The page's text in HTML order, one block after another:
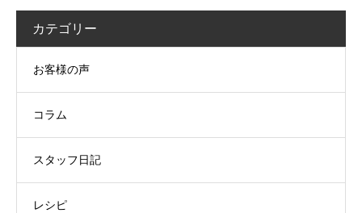
カテゴリー
お客様の声
コラム
スタッフ日記
レシピ